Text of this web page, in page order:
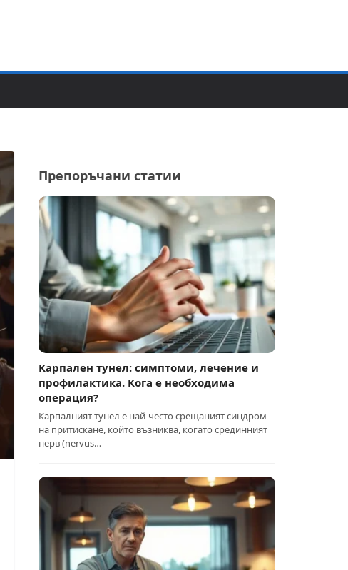
Препоръчани статии
Карпален тунел: симптоми, лечение и
профилактика. Кога е необходима
операция?
Карпалният тунел е най-често срещаният синдром
на притискане, който възниква, когато срединният
нерв (nervus…